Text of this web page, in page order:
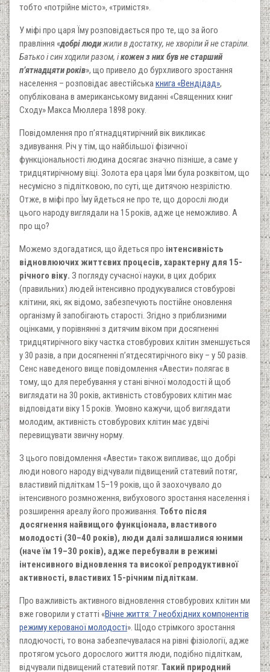
тобто «потрійне місто», «тримістя».
У міфі про царя Їму розповідається про те, що за його
правління «добрі людижили в достатку, не хворіли й не старіли.
Батько і син ходили разом, ікожен з них був не старший
п’ятнадцяти років», що привело до бурхливого зростання
населення – розповідає авестійська книга «Вендідад»,
опублікована в американському виданні «Священних книг
Сходу» Макса Мюллера 1898 року.
Повідомлення про п’ятнадцятирічний вік викликає
здивування. Річ у тім, що найбільшої фізичної
функціональності людина досягає значно пізніше, а саме у
тридцятирічному віці. Золота ера царя Їми була розквітом, що
несумісно з підлітковою, по суті, ще дитячою незрілістю.
Отже, в міфі про Їму йдеться не про те, що дорослі люди
цього народу виглядали на 15 років, адже це неможливо. А
про що?
Можемо здогадатися, що йдеться про інтенсивність
відновлюючих життєвих процесів, характерну для 15-
річного віку. З погляду сучасної науки, в цих добрих
(правильних) людей інтенсивно продукувалися стовбурові
клітини, які, як відомо, забезпечують постійне оновлення
організму й запобігають старості. Згідно з приблизними
оцінками, у порівнянні з дитячим віком при досягненні
тридцятирічного віку частка стовбурових клітин зменшується
у 30 разів, а при досягненні п’ятдесятирічного віку – у 50 разів.
Сенс наведеного вище повідомлення «Авести» полягає в
тому, що для перебування у стані вічної молодості й щоб
виглядати на 30 років, активність стовбурових клітин має
відповідати віку 15 років. Умовно кажучи, щоб виглядати
молодим, активність стовбурових клітин має удвічі
перевищувати звичну норму.
З цього повідомлення «Авести» також випливає, що добрі
люди нового народу відчували підвищений статевий потяг,
властивий підліткам 15–19 років, що й заохочувало до
інтенсивного розмноження, вибухового зростання населення і
розширення ареалу його проживання. Тобто після
досягнення найвищого функціонала, властивого
молодості (30–40 років), люди далі залишалися юними
(наче їм 19–30 років), адже перебували в режимі
інтенсивного відновлення та високої репродуктивної
активності, властивих 15-річним підліткам.
Про важливість активного відновлення стовбурових клітин ми
вже говорили у статті «Вічне життя: 7 необхідних компонентів
режиму керованої молодості». Щодо стрімкого зростання
плодючості, то вона забезпечувалася на рівні фізіології, адже
протягом усього дорослого життя люди, подібно підліткам,
відчували підвищений статевий потяг. Такий природний